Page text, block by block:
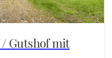
/ Gutshof mit